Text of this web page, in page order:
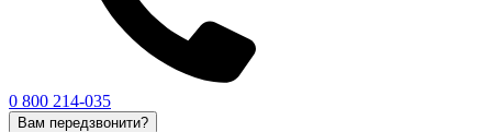
0 800 214-035
Вам передзвонити?